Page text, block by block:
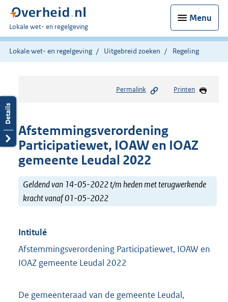
Menu
U
bent
hier:
Lokale wet- en regelgeving
Lokale wet- en regelgeving Uitgebreid zoeken Regeling
Permalink Printen
Afstemmingsverordening
Participatiewet, IOAW en IOAZ
gemeente Leudal 2022
Geldend van 14-05-2022 t/m heden met terugwerkende
kracht vanaf 01-05-2022
Intitulé
Afstemmingsverordening Participatiewet, IOAW en
IOAZ gemeente Leudal 2022
De gemeenteraad van de gemeente Leudal,